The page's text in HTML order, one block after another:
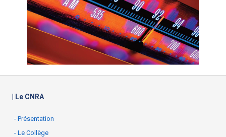
| Le CNRA
- Présentation
- Le Collège